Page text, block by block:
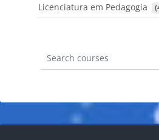
Licenciatura em Pedagogia
Search courses